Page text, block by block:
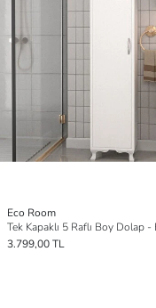
Eco Room
3.799,00 TL